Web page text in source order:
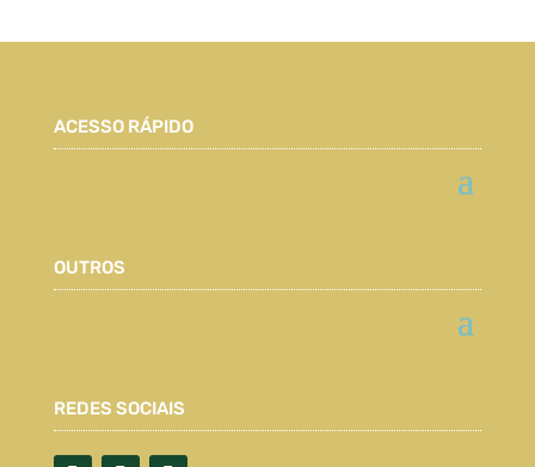
ACESSO RÁPIDO
OUTROS
REDES SOCIAIS